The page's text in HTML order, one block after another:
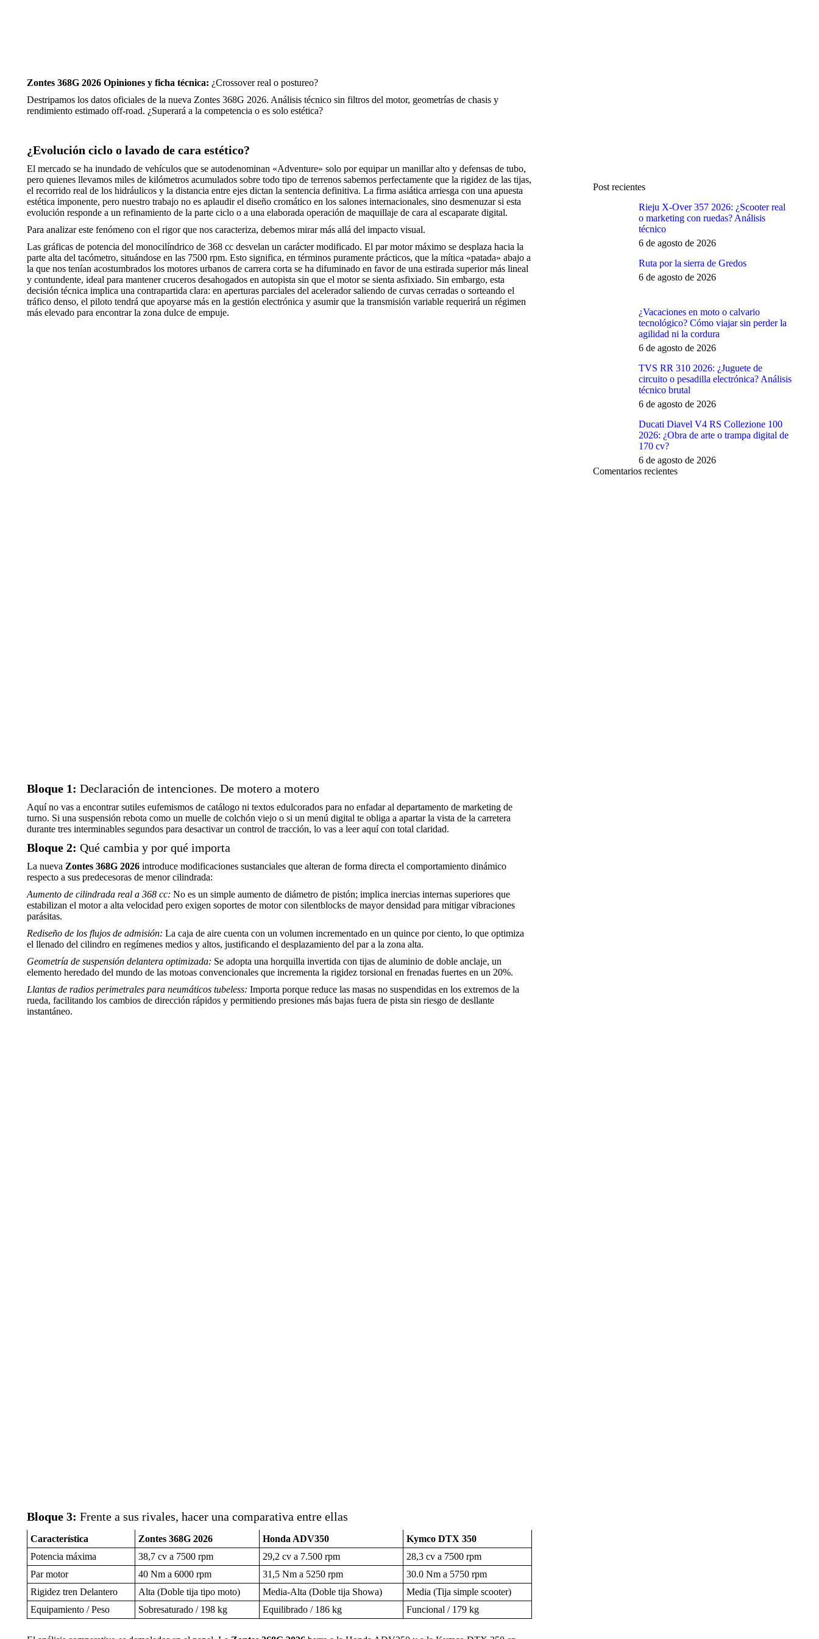
Zontes 368G 2026 Opiniones y ficha técnica: ¿Crossover real o postureo?
Destripamos los datos oficiales de la nueva Zontes 368G 2026. Análisis técnico sin filtros del motor, geometrías de chasis y
rendimiento estimado off-road. ¿Superará a la competencia o es solo estética?
¿Evolución ciclo o lavado de cara estético?
El mercado se ha inundado de vehículos que se autodenominan «Adventure» solo por equipar un manillar alto y defensas de tubo,
pero quienes llevamos miles de kilómetros acumulados sobre todo tipo de terrenos sabemos perfectamente que la rigidez de las tijas,
el recorrido real de los hidráulicos y la distancia entre ejes dictan la sentencia definitiva. La firma asiática arriesga con una apuesta
estética imponente, pero nuestro trabajo no es aplaudir el diseño cromático en los salones internacionales, sino desmenuzar si esta
evolución responde a un refinamiento de la parte ciclo o a una elaborada operación de maquillaje de cara al escaparate digital.
Para analizar este fenómeno con el rigor que nos caracteriza, debemos mirar más allá del impacto visual.
Las gráficas de potencia del monocilíndrico de 368 cc desvelan un carácter modificado. El par motor máximo se desplaza hacia la
parte alta del tacómetro, situándose en las 7500 rpm. Esto significa, en términos puramente prácticos, que la mítica «patada» abajo a
la que nos tenían acostumbrados los motores urbanos de carrera corta se ha difuminado en favor de una estirada superior más lineal
y contundente, ideal para mantener cruceros desahogados en autopista sin que el motor se sienta asfixiado. Sin embargo, esta
decisión técnica implica una contrapartida clara: en aperturas parciales del acelerador saliendo de curvas cerradas o sorteando el
tráfico denso, el piloto tendrá que apoyarse más en la gestión electrónica y asumir que la transmisión variable requerirá un régimen
más elevado para encontrar la zona dulce de empuje.
Bloque 1: Declaración de intenciones. De motero a motero
Aquí no vas a encontrar sutiles eufemismos de catálogo ni textos edulcorados para no enfadar al departamento de marketing de
turno. Si una suspensión rebota como un muelle de colchón viejo o si un menú digital te obliga a apartar la vista de la carretera
durante tres interminables segundos para desactivar un control de tracción, lo vas a leer aquí con total claridad.
Bloque 2: Qué cambia y por qué importa
La nueva Zontes 368G 2026 introduce modificaciones sustanciales que alteran de forma directa el comportamiento dinámico
respecto a sus predecesoras de menor cilindrada:
Aumento de cilindrada real a 368 cc: No es un simple aumento de diámetro de pistón; implica inercias internas superiores que
estabilizan el motor a alta velocidad pero exigen soportes de motor con silentblocks de mayor densidad para mitigar vibraciones
parásitas.
Rediseño de los flujos de admisión: La caja de aire cuenta con un volumen incrementado en un quince por ciento, lo que optimiza
el llenado del cilindro en regímenes medios y altos, justificando el desplazamiento del par a la zona alta.
Geometría de suspensión delantera optimizada: Se adopta una horquilla invertida con tijas de aluminio de doble anclaje, un
elemento heredado del mundo de las motoas convencionales que incrementa la rigidez torsional en frenadas fuertes en un 20%.
Llantas de radios perimetrales para neumáticos tubeless: Importa porque reduce las masas no suspendidas en los extremos de la
rueda, facilitando los cambios de dirección rápidos y permitiendo presiones más bajas fuera de pista sin riesgo de desllante
instantáneo.
Bloque 3: Frente a sus rivales, hacer una comparativa entre ellas
Característica Zontes 368G 2026 Honda ADV350
Kymco DTX 350
Potencia máxima
38,7 cv a 7500 rpm 29,2 cv a 7.500 rpm
28,3 cv a 7500 rpm
Par motor
40 Nm a 6000 rpm 31,5 Nm a 5250 rpm
30.0 Nm a 5750 rpm
Rigidez tren Delantero
Alta (Doble tija tipo moto) Media-Alta (Doble tija Showa)
Media (Tija simple scooter)
Equipamiento / Peso
Sobresaturado / 198 kg Equilibrado / 186 kg Funcional / 179 kg
Post recientes
Rieju X-Over 357 2026: ¿Scooter real
o marketing con ruedas? Análisis
técnico
6 de agosto de 2026
Ruta por la sierra de Gredos
6 de agosto de 2026
¿Vacaciones en moto o calvario
tecnológico? Cómo viajar sin perder la
agilidad ni la cordura
6 de agosto de 2026
TVS RR 310 2026: ¿Juguete de
circuito o pesadilla electrónica? Análisis
técnico brutal
6 de agosto de 2026
Ducati Diavel V4 RS Collezione 100
2026: ¿Obra de arte o trampa digital de
170 cv?
6 de agosto de 2026
Comentarios recientes